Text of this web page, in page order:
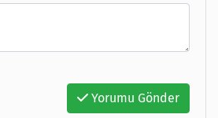
Yorumu Gönder